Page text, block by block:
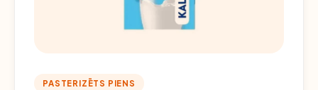
PASTERIZĒTS PIENS